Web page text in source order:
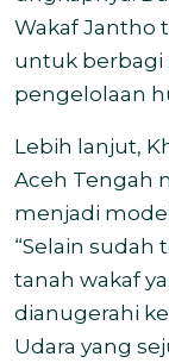
Wakaf Jantho
untuk berbagi
pengelolaan
Lebih lanjut,
Aceh Tengah
menjadi
“Selain sudah
tanah wakaf
dianugerahi
Udara yang